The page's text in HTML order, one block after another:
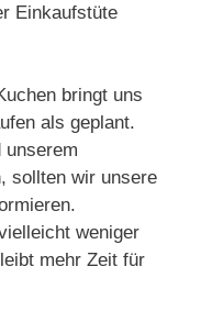
Einkaufstüte
bringt uns
als geplant.
unserem
sollten wir unsere
weniger
mehr Zeit für